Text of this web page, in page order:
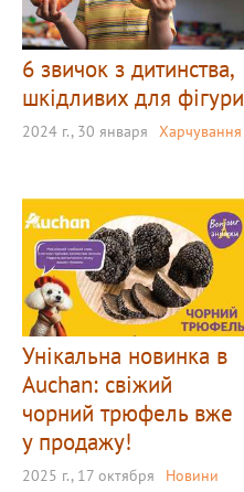
6 звичок з дитинства,
шкідливих для фігури
2024 г., 30 января Харчування
Унікальна новинка в
Auchan: свіжий
чорний трюфель вже
у продажу!
2025 г., 17 октября Новини